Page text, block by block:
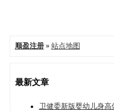
顺盈注册» 站点地图
最新文章
卫健委新版婴幼儿身高